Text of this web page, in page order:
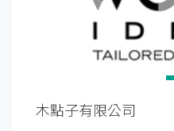
木點子有限公司